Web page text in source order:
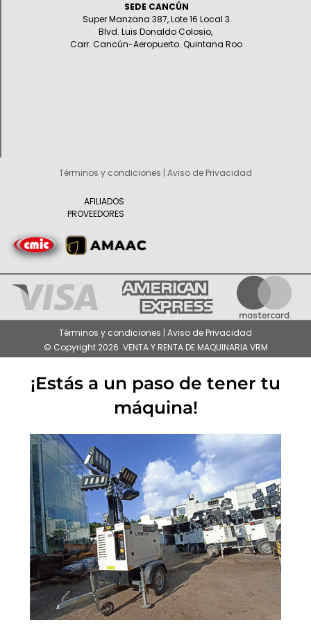
SEDE CANCÚN
Super Manzana 387, Lote 16 Local 3
Blvd. Luis Donaldo Colosio,
Carr. Cancún-Aeropuerto. Quintana Roo
Términos y condiciones | Aviso de Privacidad
AFILIADOS
PROVEEDORES
Términos y condiciones | Aviso de Privacidad
© Copyright 2026 VENTA Y RENTA DE MAQUINARIA VRM
¡Estás a un paso de tener tu
máquina!